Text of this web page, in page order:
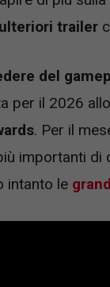
ulteriori trailer
del
per il 2026
. Per il
importanti di
intanto le